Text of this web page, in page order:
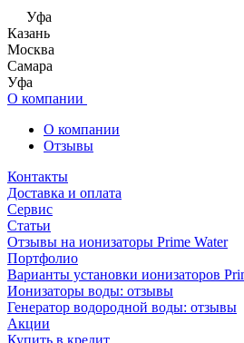
Уфа
Казань
Москва
Самара
Уфа
О компании
О компании
Отзывы
Контакты
Доставка и оплата
Сервис
Статьи
Отзывы на ионизаторы Prime Water
Портфолио
Варианты установки ионизаторов
Ионизаторы воды: отзывы
Генератор водородной воды: отзывы
Акции
Купить в кредит